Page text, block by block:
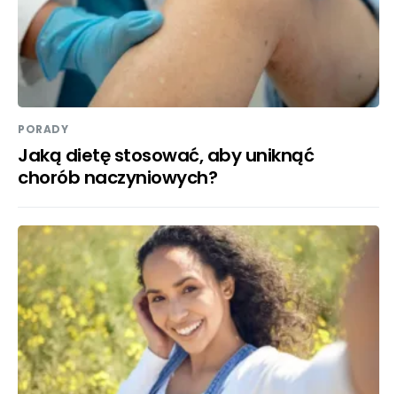
PORADY
Jaką dietę stosować, aby uniknąć
chorób naczyniowych?